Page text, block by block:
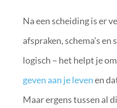
Na een scheiding is er
afspraken, schema’s
logisch – het helpt je
geven aan je levenen
Maar ergens tussen al